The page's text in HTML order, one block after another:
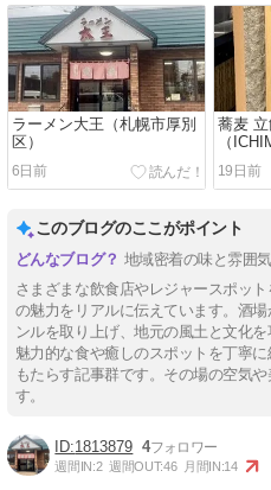
ラーメン大王（札幌市厚別
区）
6日前
蕎麦
（
19日前
このブログのここがポイント
地域密着の味と雰囲
さまざまな飲食店やレジャースポッ
の魅力をリアルに伝えています。酒
ンルを取り上げ、地元の風土と文化
魅力的な食や癒しのスポットを丁寧
もたらす記事群です。その場の空気
す。
1813879 4
週間IN:2 週間OUT:46 月間IN:14